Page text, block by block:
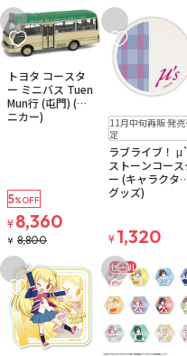
お気に入りに追加
トヨタ コースタ
ー ミニバス Tuen
Mun行 (屯門) (ミ
ニカー)
5%OFF
¥ 8,360
¥ 8,800
お気に入り
予約品ゆうパケット
11月中旬再販 発
定
ラブライブ！
ストーンコース
ー (キャラクタ
グッズ)
¥ 1,320
お気に入りに追加
セール
お気に入り